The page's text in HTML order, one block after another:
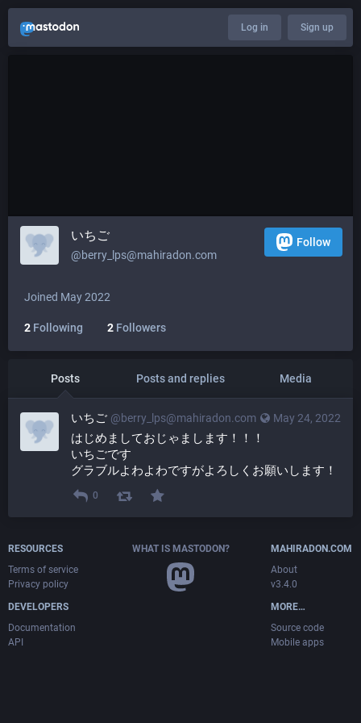
Log in Sign up
いちご
@berry_lps@mahiradon.com
Follow
Joined May 2022
2 Following 2 Followers
Posts Posts and replies Media
May 24, 2022
いちご @berry_lps@mahiradon.com
はじめましておじゃまします！！！
いちごです
グラブルよわよわですがよろしくお願いします！
0
RESOURCES
Terms of service
Privacy policy
DEVELOPERS
Documentation
API
WHAT IS MASTODON?
MAHIRADON.COM
About
v3.4.0
MORE…
Source code
Mobile apps